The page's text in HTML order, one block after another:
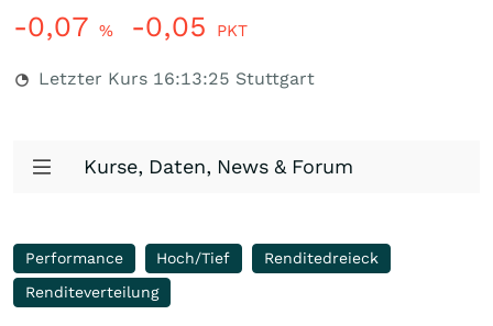
-0,07 % -0,05 PKT
Letzter Kurs 16:13:25 Stuttgart
Kurse, Daten, News & Forum
Performance Hoch/Tief
Renditedreieck
Renditeverteilung